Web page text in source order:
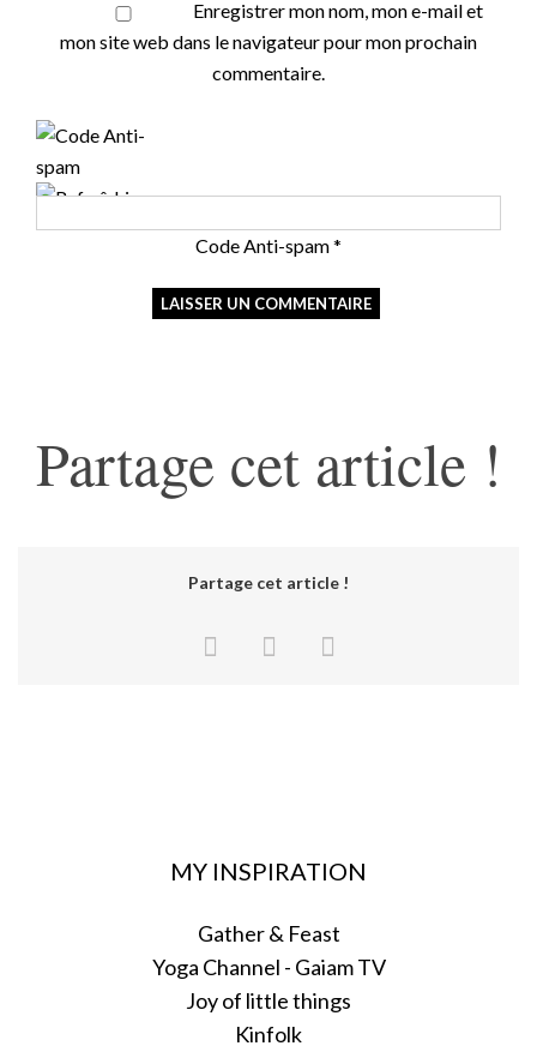
Enregistrer mon nom, mon e-mail et
mon site web dans le navigateur pour mon prochain
commentaire.
Code Anti-spam*
Partage cet article !
Partage cet article !
MY INSPIRATION
Gather & Feast
Yoga Channel - Gaiam TV
Joy of little things
Kinfolk